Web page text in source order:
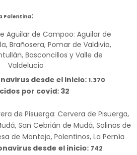
Palentina:
Aguilar de Campoo: Aguilar de
Brañosera, Pomar de Valdivia,
Basconcillos y Valle de
Valdelucio
desde el inicio:1.370
por covid: 32
de Pisuerga: Cervera de Pisuerga,
San Cebrián de Mudá, Salinas de
de Montejo, Polentinos, La Pernía
desde el inicio: 742